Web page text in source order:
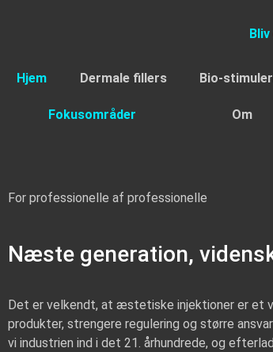
Hjem Dermale fillers Bio-
Fokusområder Om
For professionelle af professionelle
Næste generation,
Det er velkendt, at æstetiske injektioner er et
produkter, strengere regulering og større
vi industrien ind i det 21. århundrede, og